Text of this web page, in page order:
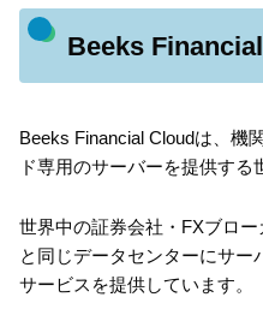
Beeks
Beeks Financial Cloudは、機
ド専用のサーバーを提供する
世界中の証券会社・FXブロ
と同じデータセンターにサー
サービスを提供しています。